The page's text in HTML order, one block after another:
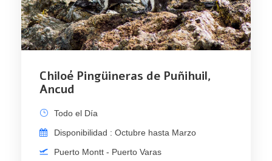
Chiloé Pingüineras de Puñihuil,
Ancud
Todo el Día
Disponibilidad : Octubre hasta Marzo
Puerto Montt - Puerto Varas